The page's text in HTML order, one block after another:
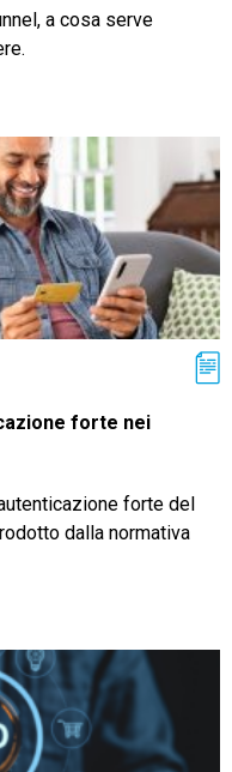
a cosa serve
forte nei
forte del
dalla normativa